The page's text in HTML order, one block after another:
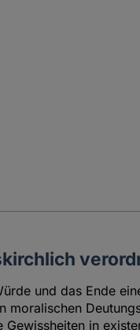
und das Ende
moralischen
in